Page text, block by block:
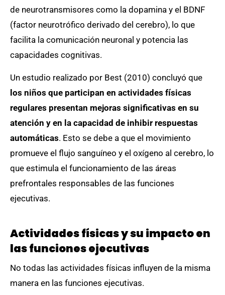
de neurotransmisores como la dopamina y el BDNF
(factor neurotrófico derivado del cerebro), lo que
facilita la comunicación neuronal y potencia las
capacidades cognitivas.
Un estudio realizado por Best (2010) concluyó que
los niños que participan en actividades físicas
regulares presentan mejoras significativas en su
atención y en la capacidad de inhibir respuestas
automáticas. Esto se debe a que el movimiento
promueve el flujo sanguíneo y el oxígeno al cerebro, lo
que estimula el funcionamiento de las áreas
prefrontales responsables de las funciones
ejecutivas.
Actividades físicas y su impacto en
las funciones ejecutivas
No todas las actividades físicas influyen de la misma
manera en las funciones ejecutivas.